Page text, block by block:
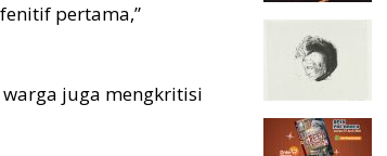
pertama,”
juga mengkritisi